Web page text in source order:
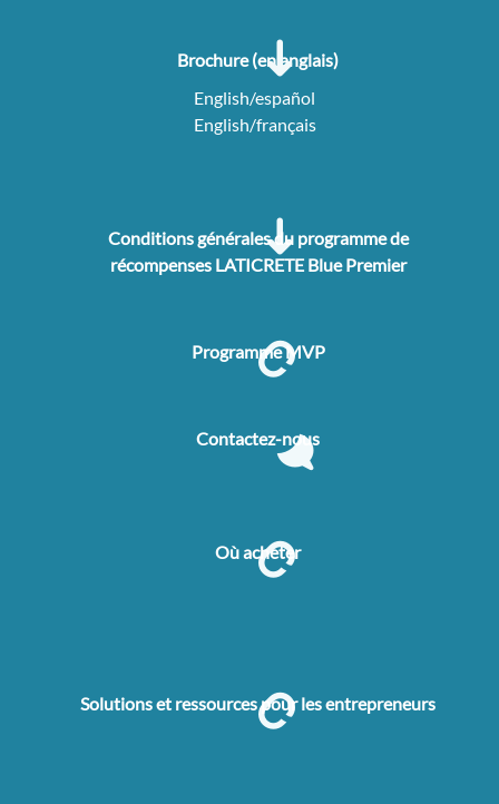
Brochure (en anglais)
English/español
English/français
Conditions générales du programme de
récompenses LATICRETE Blue Premier
Programme MVP
Contactez-nous
Où acheter
Solutions et ressources pour les entrepreneurs